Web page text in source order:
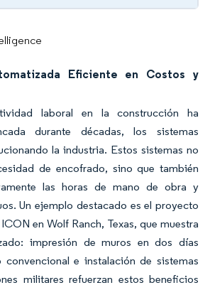
Eficiente en Costos y
laboral en la construcción ha
durante décadas, los sistemas
la industria. Estos sistemas no
de encofrado, sino que también
las horas de mano de obra y
Un ejemplo destacado es el proyecto
en Wolf Ranch, Texas, que muestra
impresión de muros en dos días
e instalación de sistemas
militares refuerzan estos beneficios